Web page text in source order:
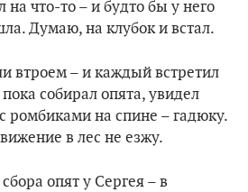
на что-то – и будто бы у него
Думаю, на клубок и встал.
втроем – и каждый встретил
собирал опята, увидел
ромбиками на спине – гадюку.
в лес не езжу.
опят у Сергея – в